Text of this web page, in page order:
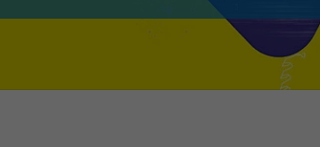
México